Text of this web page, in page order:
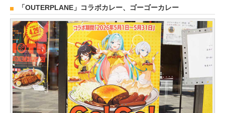
「OUTERPLANE」コラボカレー、ゴーゴーカレー